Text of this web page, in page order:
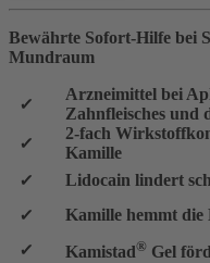
Bewährte Sofort-Hilfe bei
Mundraum
Arzneimittel bei
Zahnfleisches und
2-fach
Kamille
Lidocain lindert
Kamille hemmt die
Kamistad® Gel